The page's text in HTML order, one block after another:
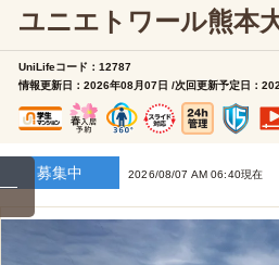
ユニエトワール熊本
UniLifeコード：12787
情報更新日：2026年08月07日 /次回更新予定日：
募集中 2026/08/07 AM 06:40現在